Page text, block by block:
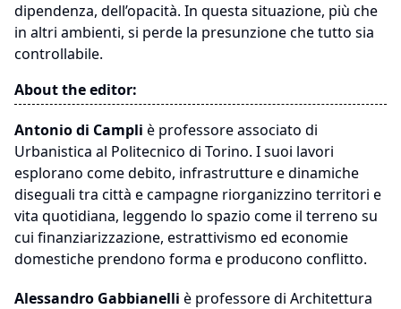
dipendenza, dell’opacità. In questa situazione, più che
in altri ambienti, si perde la presunzione che tutto sia
controllabile.
About the editor:
Antonio di Campli è professore associato di
Urbanistica al Politecnico di Torino. I suoi lavori
esplorano come debito, infrastrutture e dinamiche
diseguali tra città e campagne riorganizzino territori e
vita quotidiana, leggendo lo spazio come il terreno su
cui finanziarizzazione, estrattivismo ed economie
domestiche prendono forma e producono conflitto.
Alessandro Gabbianelli è professore di Architettura